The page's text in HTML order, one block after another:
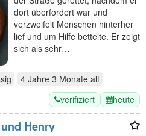
dort überfordert war und
verzweifelt Menschen hinterher
lief und um Hilfe bettelte. Er zeigt
sich als sehr…
4 Jahre 3 Monate alt
verifiziert heute
Henry